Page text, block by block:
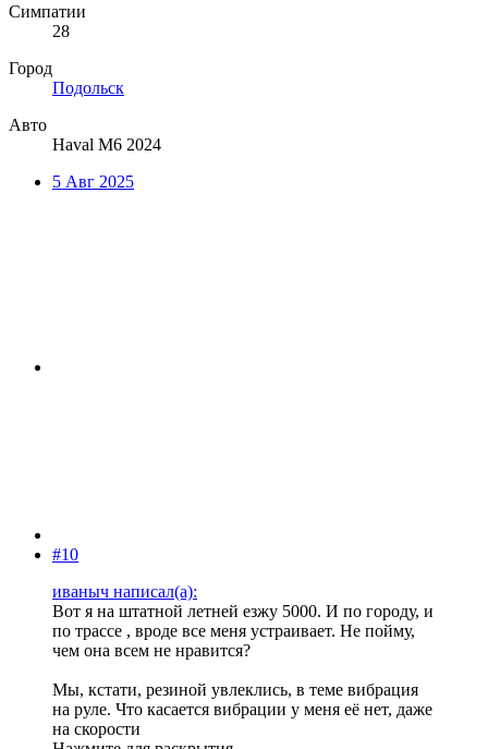
Симпатии
28
Город
Подольск
Авто
Haval M6 2024
5 Авг 2025
#10
иваныч написал(а):
Вот я на штатной летней езжу 5000. И по городу, и
по трассе , вроде все меня устраивает. Не пойму,
чем она всем не нравится?
Мы, кстати, резиной увлеклись, в теме вибрация
на руле. Что касается вибрации у меня её нет, даже
на скорости